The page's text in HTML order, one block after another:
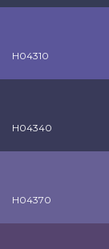
H04310
H04340
H04370